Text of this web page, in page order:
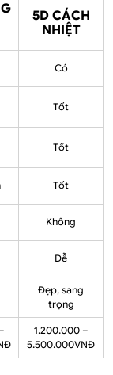
5D CÁCH
NHIỆT
Có
Tốt
Tốt
Tốt
Không
Dễ
Đẹp, sang
trọng
1.200.000 –
5.500.000VNĐ